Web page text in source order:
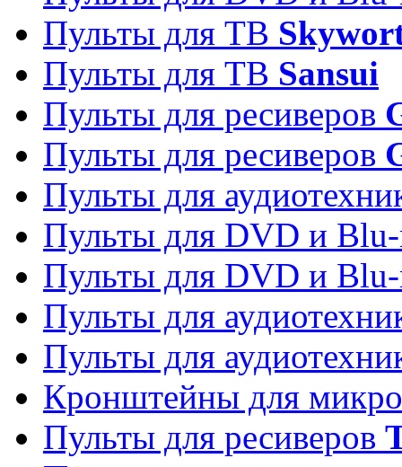
Пульты для ТВ
Пульты для ТВ Sansui
Пульты для ресиверов
Пульты для ресиверов
Пульты для
Пульты для DVD и
Пульты для DVD и
Пульты для
Пульты для
Кронштейны для
Пульты для ресиверов